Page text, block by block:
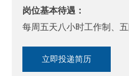
岗位基本待遇：
每周五天八小时工作制、
立即投递简历